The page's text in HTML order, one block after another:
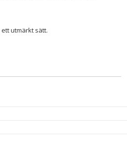
utmärkt sätt.